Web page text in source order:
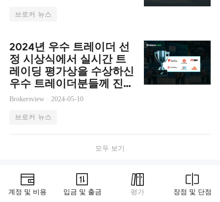
브로커 뉴스
2024년 우수 트레이더 선
정 시상식에서 실시간 트
레이딩 평가상을 수상하신
우수 트레이더분들께 진심
으로 축하를 드립니다.
Brokersview · 2024-05-10
브로커 뉴스
모두 보기
계정 및 비용 입금 및 출금 평가 장점 및 단점